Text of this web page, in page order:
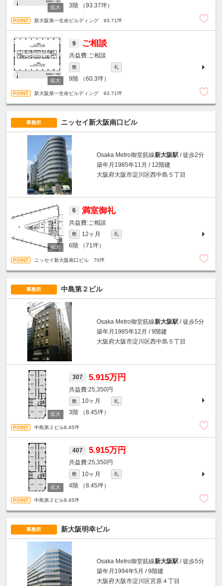
3階 （93.37坪）
新大阪第一生命ビルディング 93.71坪
9 ご相談
ご相談
敷 礼
9階 （60.3坪）
新大阪第一生命ビルディング 93.71坪
事務所 ニッセイ新大阪南口ビル
Osaka Metro御堂筋線新大阪駅 / 徒歩2分
築年月1985年11月 / 12階建
大阪府大阪市淀川区西中島５丁目
6 満室御礼
ご相談
敷 12ヶ月 礼
6階 （71坪）
ニッセイ新大阪南口ビル 70坪
事務所 中島第２ビル
Osaka Metro御堂筋線新大阪駅 / 徒歩5分
築年月1985年12月 / 9階建
大阪府大阪市淀川区西中島５丁目
307 5.915万円
25,350円
敷 10ヶ月 礼
3階 （8.45坪）
中島第２ビル8.45坪
407 5.915万円
25,350円
敷 10ヶ月 礼
4階 （8.45坪）
中島第２ビル8.45坪
事務所 新大阪明幸ビル
Osaka Metro御堂筋線新大阪駅 / 徒歩5分
築年月1994年5月 / 9階建
大阪府大阪市淀川区宮原４丁目